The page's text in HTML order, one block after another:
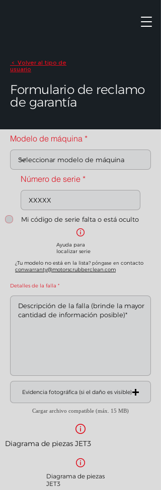
<
Volver al tipo de
usuario
Formulario de reclamo
de garantía
Modelo de máquina
Número de serie
Mi código de serie falta o está oculto
Ayuda para
localizar serie
¿Tu modelo no está en la lista? póngase en contacto
conwarranty@motorscrubberclean.com
Detalles de la falla
Evidencia fotográfica (si el daño es visible)
Cargar archivo compatible (máx. 15 MB)
Diagrama de piezas JET3
Diagrama de piezas
JET3